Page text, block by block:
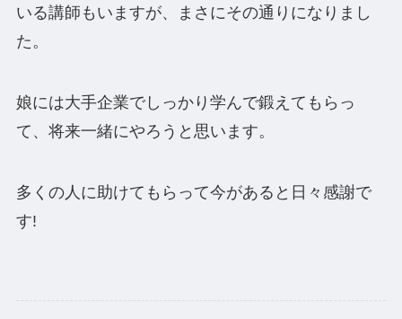
いる講師もいますが、まさにその通りになりまし
た。
娘には大手企業でしっかり学んで鍛えてもらっ
て、将来一緒にやろうと思います。
多くの人に助けてもらって今があると日々感謝で
す!